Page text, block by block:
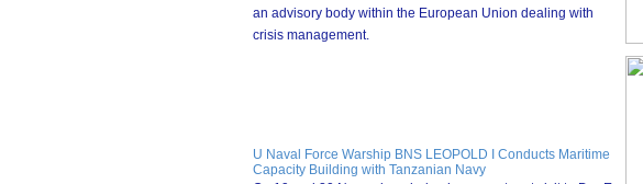
an advisory body within the European Union dealing with
crisis management.
U Naval Force Warship BNS LEOPOLD I Conducts Maritime
Capacity Building with Tanzanian Navy